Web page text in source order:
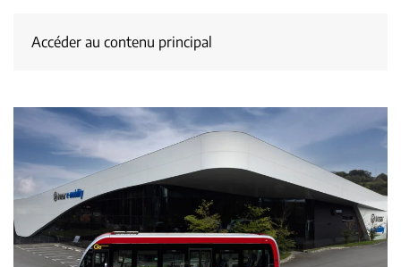
Accéder au contenu principal